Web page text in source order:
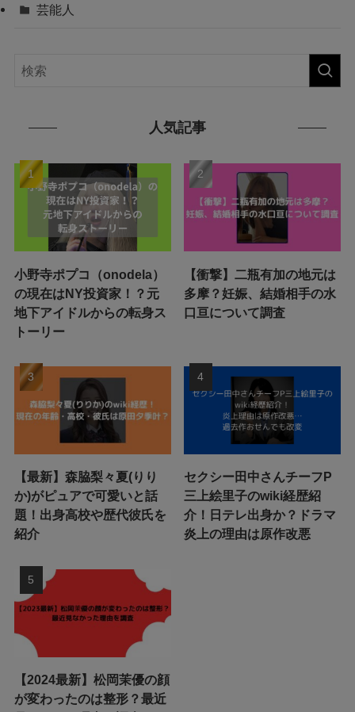
芸能人
人気記事
小野寺ポプコ（onodela）
の現在はNY投資家！？元
地下アイドルからの転身ス
トーリー
【衝撃】二瓶有加の地元は
多摩？妊娠、結婚相手の水
口亘について調査
【最新】森脇梨々夏(りり
か)がピュアで可愛いと話
題！出身高校や歴代彼氏を
紹介
セクシー田中さんチーフP
三上絵里子のwiki経歴紹
介！日テレ出身か？ドラマ
炎上の理由は原作改悪
【2024最新】松岡茉優の顔
が変わったのは整形？最近